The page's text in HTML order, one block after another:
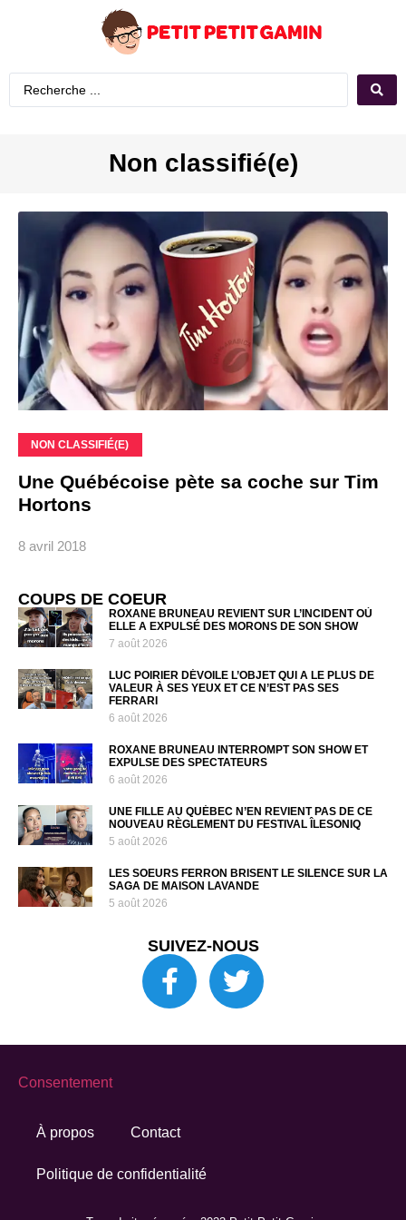
Non classifié(e)
NON CLASSIFIÉ(E)
Une Québécoise pète sa coche sur Tim
Hortons
8 avril 2018
COUPS DE COEUR
ROXANE BRUNEAU REVIENT SUR L’INCIDENT OÙ
ELLE A EXPULSÉ DES MORONS DE SON SHOW
7 août 2026
LUC POIRIER DÉVOILE L’OBJET QUI A LE PLUS DE
VALEUR À SES YEUX ET CE N’EST PAS SES
FERRARI
6 août 2026
ROXANE BRUNEAU INTERROMPT SON SHOW ET
EXPULSE DES SPECTATEURS
6 août 2026
UNE FILLE AU QUÉBEC N’EN REVIENT PAS DE CE
NOUVEAU RÈGLEMENT DU FESTIVAL ÎLESONIQ
5 août 2026
LES SOEURS FERRON BRISENT LE SILENCE SUR LA
SAGA DE MAISON LAVANDE
5 août 2026
SUIVEZ-NOUS
À propos Contact
Politique de confidentialité
Consentement